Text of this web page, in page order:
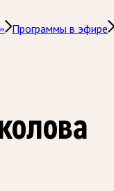
Программы в эфире